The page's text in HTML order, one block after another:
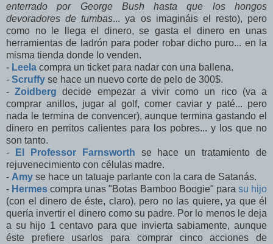
enterrado por George Bush hasta que los hongos
devoradores de tumbas... ya os imagináis el resto), pero
como no le llega el dinero, se gasta el dinero en unas
herramientas de ladrón para poder robar dicho puro... en la
misma tienda donde lo venden.
- Leela compra un ticket para nadar con una ballena.
- Scruffy se hace un nuevo corte de pelo de 300$.
-Zoidberg decide empezar a vivir como un rico (va a
comprar anillos, jugar al golf, comer caviar y paté... pero
nada le termina de convencer), aunque termina gastando el
dinero en perritos calientes para los pobres... y los que no
son tanto.
-
El Professor Farnsworth se hace un tratamiento de
rejuvenecimiento con células madre.
- Amy se hace un tatuaje parlante con la cara de Satanás.
- Hermes compra unas "Botas Bamboo Boogie" para su hijo
(con el dinero de éste, claro), pero no las quiere, ya que él
quería invertir el dinero como su padre. Por lo menos le deja
a su hijo 1 centavo para que invierta sabiamente, aunque
éste prefiere usarlos para comprar cinco acciones de